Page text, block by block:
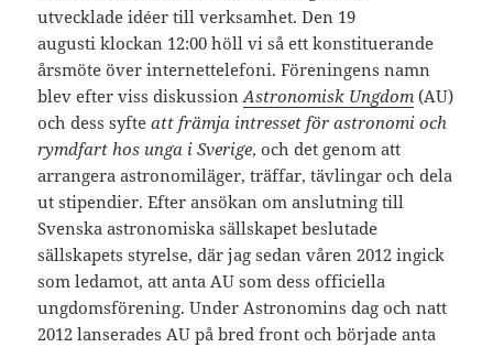
utvecklade idéer till verksamhet. Den 19
augusti klockan 12:00 höll vi så ett konstituerande
årsmöte över internettelefoni. Föreningens namn
blev efter viss diskussionAstronomisk Ungdom (AU)
och dess syfteatt främja intresset för astronomi och
rymdfart hos unga i Sverige, och det genom att
arrangera astronomiläger, träffar, tävlingar och dela
ut stipendier. Efter ansökan om anslutning till
Svenska astronomiska sällskapet beslutade
sällskapets styrelse, där jag sedan våren 2012 ingick
som ledamot, att anta AU som dess officiella
ungdomsförening. Under Astronomins dag och natt
2012 lanserades AU på bred front och började anta